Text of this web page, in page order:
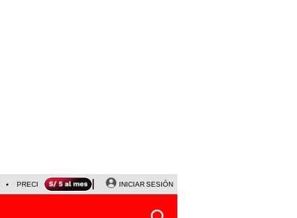
PRECIO DEL DÓLAR CORTE DE LUZ VIERNES 7 DE AGOSTO
INICIAR SESIÓN